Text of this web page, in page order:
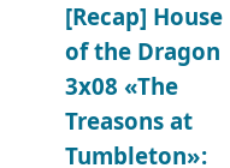
[Recap] House
of the Dragon
3x08 «The
Treasons at
Tumbleton»: